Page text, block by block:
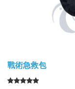
戰術急救包